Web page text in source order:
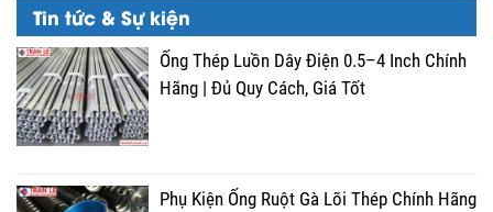
Tin tức & Sự kiện
Ống Thép Luồn Dây Điện 0.5–4 Inch Chính
Hãng | Đủ Quy Cách, Giá Tốt
Phụ Kiện Ống Ruột Gà Lõi Thép Chính Hãng